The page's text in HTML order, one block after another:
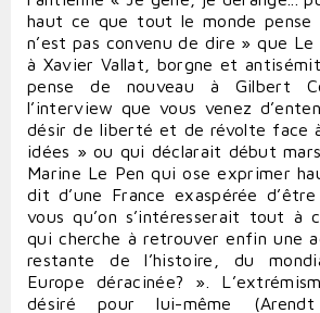
haut ce que tout le monde pense
n’est pas convenu de dire » que
à Xavier Vallat, borgne et
pense de nouveau à Gilbert
l’interview que vous venez
désir de liberté et de révolte face
idées » ou qui déclarait début
Marine Le Pen qui ose exprimer
dit d’une France exaspérée
vous qu’on s’intéresserait tout à
qui cherche à retrouver enfin une
restante de l’histoire, du
Europe déracinée? ».
désiré pour lui-même